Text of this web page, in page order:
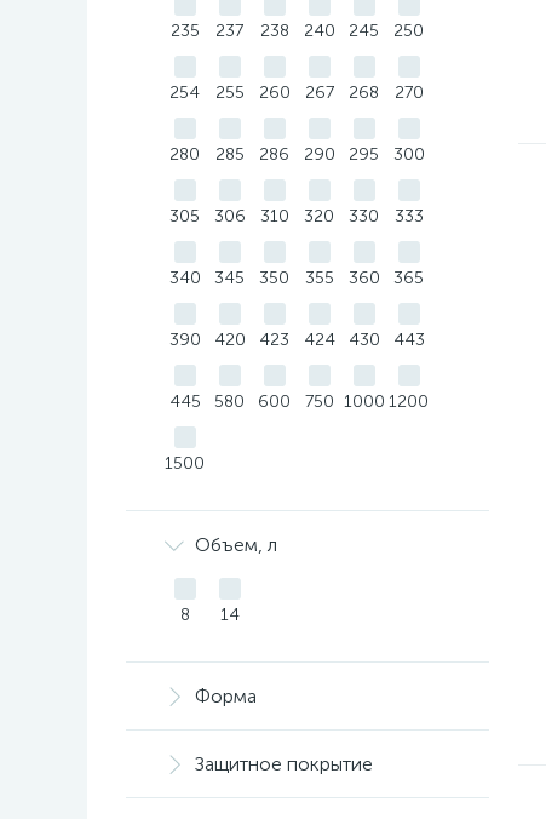
235 237 238 240 245 250
254 255 260 267 268 270
280 285 286 290 295 300
305 306 310 320 330 333
340 345 350 355 360 365
390 420 423 424 430 443
445 580 600 750 1000 1200
1500
Объем, л
8 14
Форма
Защитное покрытие